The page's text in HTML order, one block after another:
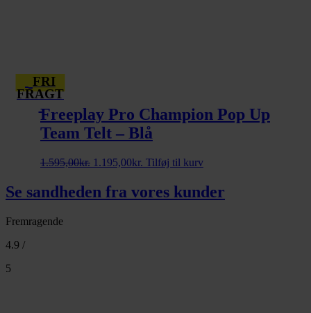
FRI
FRAGT
Freeplay Pro Champion Pop Up
Team Telt – Blå
1.595,00kr. Den
pris
var:
1.195,00kr. Den
er:
Tilføj til kurv
Se sandheden fra vores kunder
Fremragende
4.9 /
5